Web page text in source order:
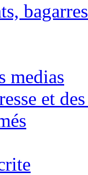
bagarres
medias
et